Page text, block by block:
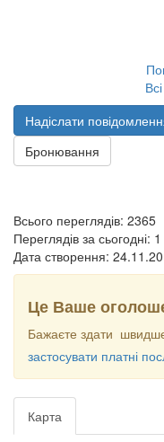
Надіслати
Бронювання
Всього переглядів: 2365
Переглядів за сьогодні: 1
Дата створення:
Це Ваше
Бажаєте здати
застосувати платні
Карта